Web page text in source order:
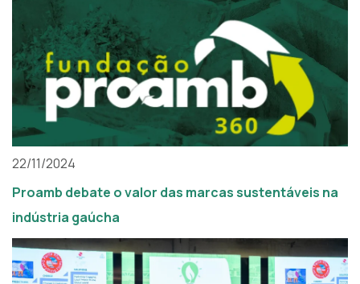
22/11/2024
Proamb debate o valor das marcas sustentáveis na
indústria gaúcha